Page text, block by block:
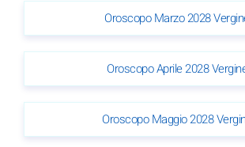
Oroscopo Marzo 2028
Oroscopo Aprile 2028
Oroscopo Maggio 2028